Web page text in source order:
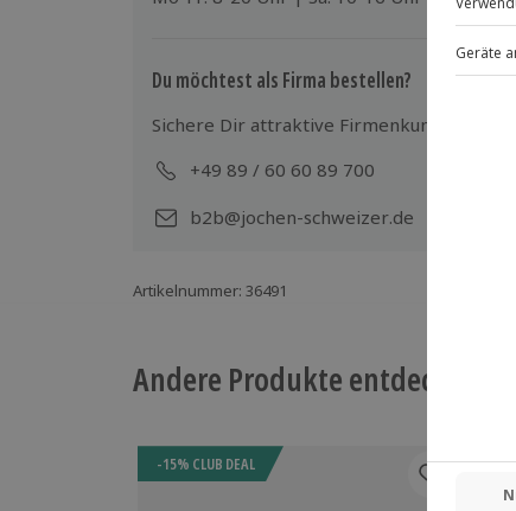
Du möchtest als Firma bestellen?
Sichere Dir attraktive Firmenkunden
+49 89 / 60 60 89 700
b2b@jochen-schweizer.de
Artikelnummer: 36491
Andere Produkte entdecken
-15% CLUB DEAL